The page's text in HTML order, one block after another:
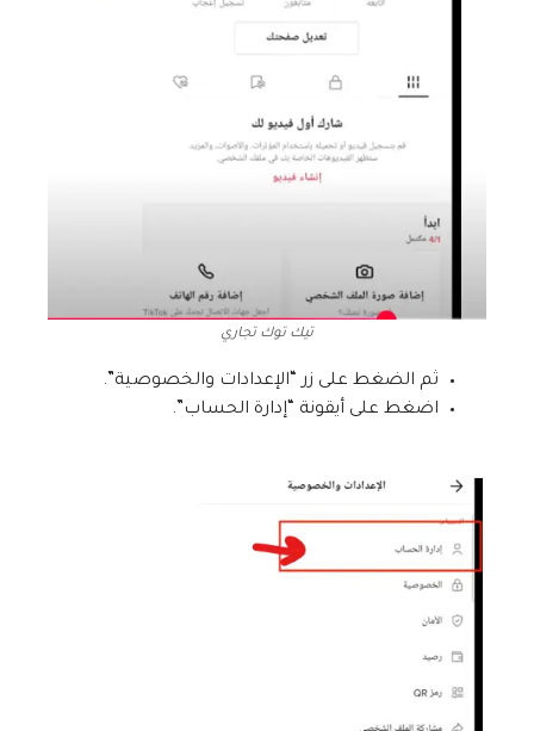
تيك توك تجاري
ثم الضغط على زر “الإعدادات والخصوصية”.
اضغط على أيقونة “إدارة الحساب”.